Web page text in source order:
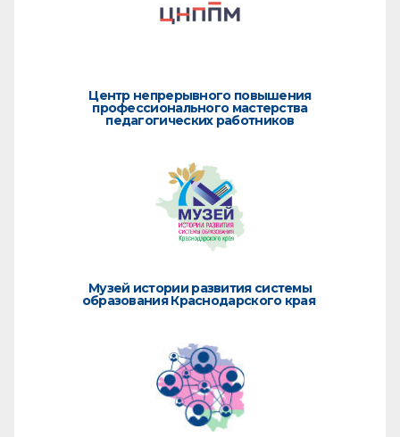
Центр непрерывного повышения
профессионального мастерства
педагогических работников
Музей истории развития системы
образования Краснодарского края